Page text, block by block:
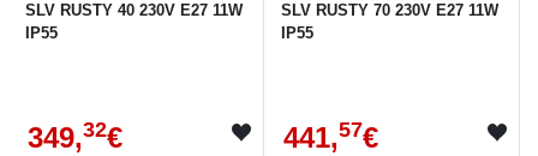
SLV RUSTY 40 230V E27 11W
IP55
349,32€
SLV RUSTY 70 230V E27 11W
IP55
441,57€